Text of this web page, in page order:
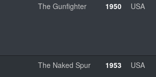
The Gunfighter 1950 USA
The Naked Spur 1953 USA